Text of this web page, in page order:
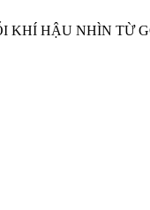
KHÍ HẬU NHÌN TỪ